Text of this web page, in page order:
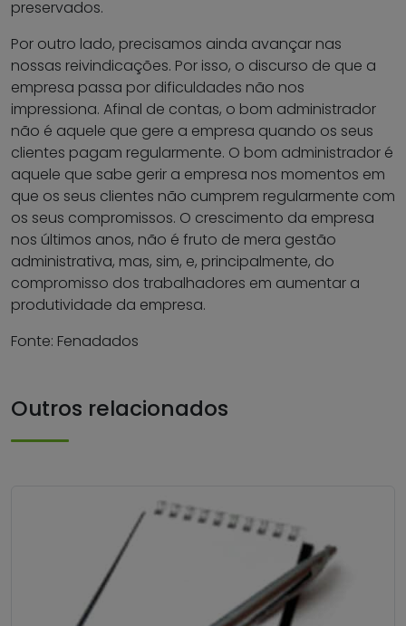
preservados.
Por outro lado, precisamos ainda avançar nas
nossas reivindicações. Por isso, o discurso de que a
empresa passa por dificuldades não nos
impressiona. Afinal de contas, o bom administrador
não é aquele que gere a empresa quando os seus
clientes pagam regularmente. O bom administrador é
aquele que sabe gerir a empresa nos momentos em
que os seus clientes não cumprem regularmente com
os seus compromissos. O crescimento da empresa
nos últimos anos, não é fruto de mera gestão
administrativa, mas, sim, e, principalmente, do
compromisso dos trabalhadores em aumentar a
produtividade da empresa.
Fonte: Fenadados
Outros relacionados